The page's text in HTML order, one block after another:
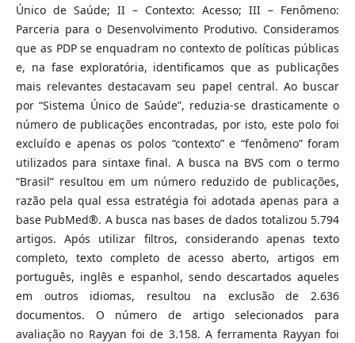
Único de Saúde; II – Contexto: Acesso; III – Fenômeno:
Parceria para o Desenvolvimento Produtivo. Consideramos
que as PDP se enquadram no contexto de políticas públicas
e, na fase exploratória, identificamos que as publicações
mais relevantes destacavam seu papel central. Ao buscar
por “Sistema Único de Saúde”, reduzia-se drasticamente o
número de publicações encontradas, por isto, este polo foi
excluído e apenas os polos “contexto” e “fenômeno” foram
utilizados para sintaxe final. A busca na BVS com o termo
“Brasil” resultou em um número reduzido de publicações,
razão pela qual essa estratégia foi adotada apenas para a
base PubMed®. A busca nas bases de dados totalizou 5.794
artigos. Após utilizar filtros, considerando apenas texto
completo, texto completo de acesso aberto, artigos em
português, inglês e espanhol, sendo descartados aqueles
em outros idiomas, resultou na exclusão de 2.636
documentos. O número de artigo selecionados para
avaliação no Rayyan foi de 3.158. A ferramenta Rayyan foi